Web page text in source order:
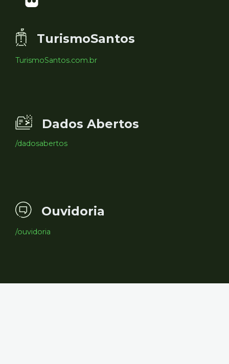
TurismoSantos
TurismoSantos.com.br
Dados Abertos
/dadosabertos
Ouvidoria
/ouvidoria